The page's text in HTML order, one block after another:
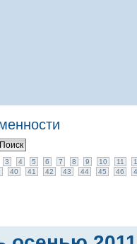
3 4 5 6 7 8 9 10 11
40 41 42 43 44 45 46